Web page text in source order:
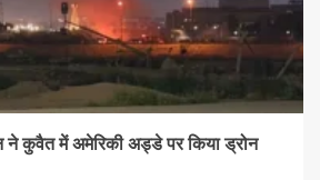
ने कुवैत में अमेरिकी अड्डे पर किया ड्रोन